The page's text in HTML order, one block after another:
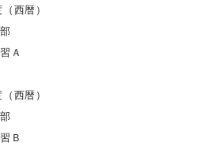
西暦）
Ａ
西暦）
Ｂ